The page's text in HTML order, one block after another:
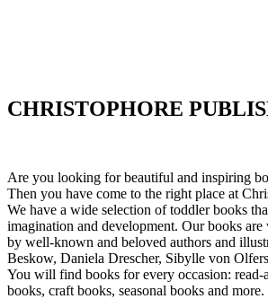
CHRISTOPHORE
Are you looking for beautiful and inspiring
Then you have come to the right place at
We have a wide selection of toddler books
imagination and development. Our books
by well-known and beloved authors and
Beskow, Daniela Drescher, Sibylle von
You will find books for every occasion: read-
books, craft books, seasonal books and more.